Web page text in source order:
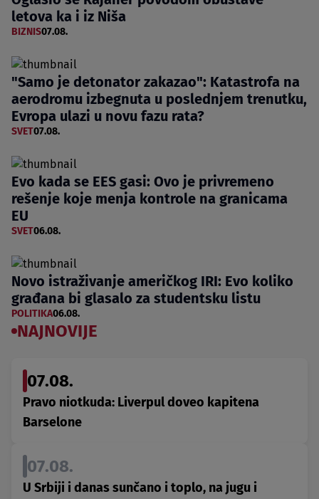
letova ka i iz Niša
BIZNIS07.08.
"Samo je detonator zakazao": Katastrofa na
aerodromu izbegnuta u poslednjem trenutku,
Evropa ulazi u novu fazu rata?
SVET07.08.
Evo kada se EES gasi: Ovo je privremeno
rešenje koje menja kontrole na granicama
EU
SVET06.08.
Novo istraživanje američkog IRI: Evo koliko
građana bi glasalo za studentsku listu
POLITIKA06.08.
NAJNOVIJE
07.08.
Pravo niotkuda: Liverpul doveo kapitena
Barselone
07.08.
U Srbiji i danas sunčano i toplo, na jugu i